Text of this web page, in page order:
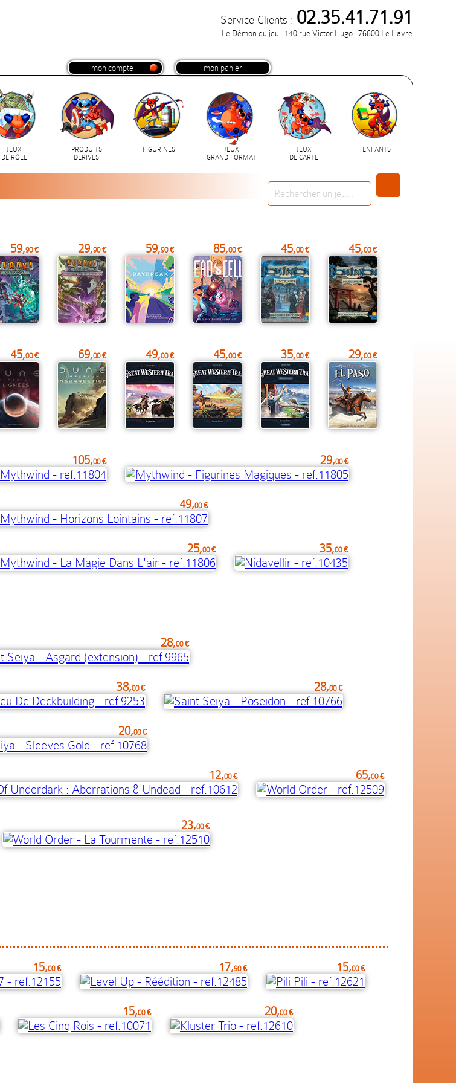
Service Clients : 02.35.41.71.91
Le Démon du jeu . 140 rue Victor Hugo . 76600 Le Havre
mon compte mon panier
JEUX
DE RÔLE
PRODUITS
DÉRIVÉS
FIGURINES
JEUX
GRAND FORMAT
JEUX
DE CARTE
ENFANTS
59,90 € 29,90 € 59,90 € 85,00 € 45,00 € 45,00 €
45,00 € 69,00 € 49,00 € 45,00 € 35,00 € 29,00 €
105,00 € 29,00 €
49,00 €
25,00 € 35,00 €
28,00 €
38,00 € 28,00 €
20,00 €
12,00 € 65,00 €
23,00 €
15,00 € 17,90 € 15,00 €
15,00 € 20,00 €